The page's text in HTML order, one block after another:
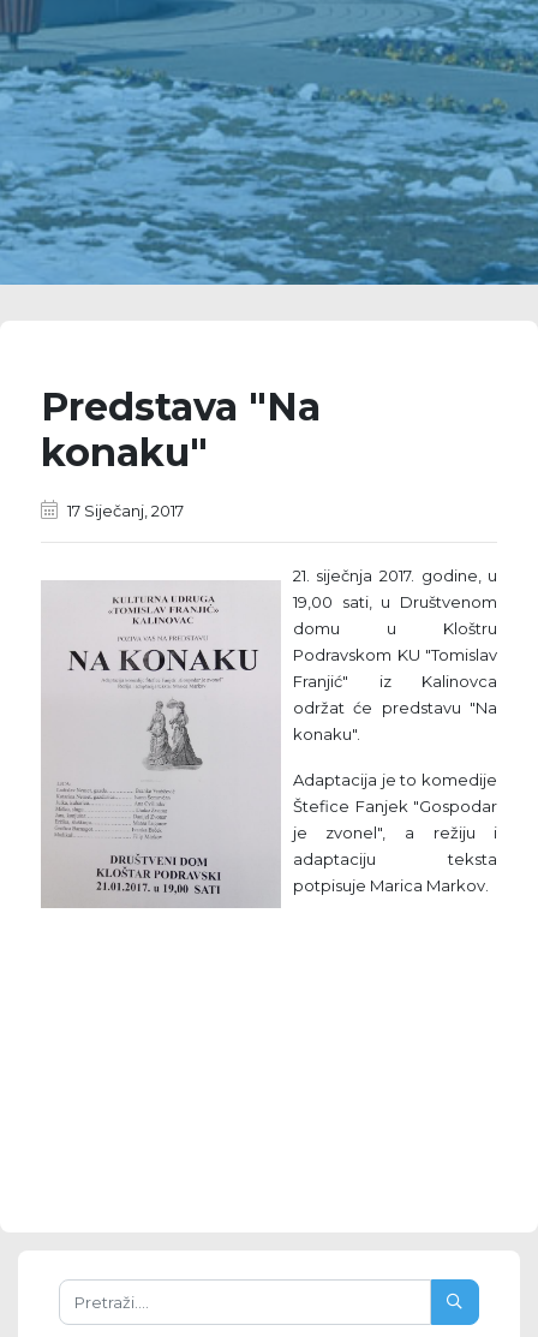
Predstava "Na
konaku"
17 Siječanj, 2017
21. siječnja 2017. godine, u
19,00 sati, u Društvenom
domu u Kloštru
Podravskom KU "Tomislav
Franjić" iz Kalinovca
održat će predstavu "Na
konaku".
Adaptacija je to komedije
Štefice Fanjek "Gospodar
je zvonel", a režiju i
adaptaciju teksta
potpisuje Marica Markov.